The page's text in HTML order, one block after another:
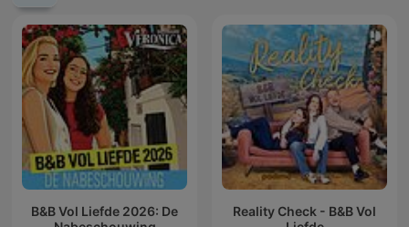
B&B Vol Liefde 2026: De
Reality Check - B&B Vol